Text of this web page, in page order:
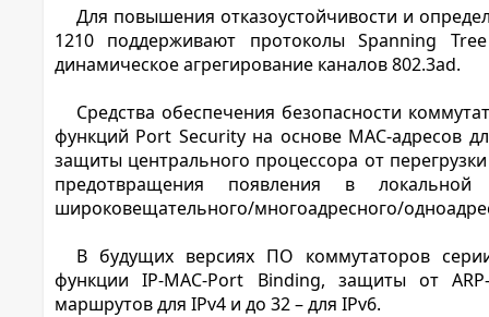
Для повышения отказоустойчивости и
1210 поддерживают протоколы Spanning
динамическое агрегирование каналов 802.3ad.
Средства обеспечения безопасности
функций Port Security на основе МАС-адресов
защиты центрального процессора от
предотвращения появления в локальной
широковещательного/многоадресного/
В будущих версиях ПО коммутаторов
функции IP-MAC-Port Binding, защиты от
маршрутов для IPv4 и до 32 – для IPv6.